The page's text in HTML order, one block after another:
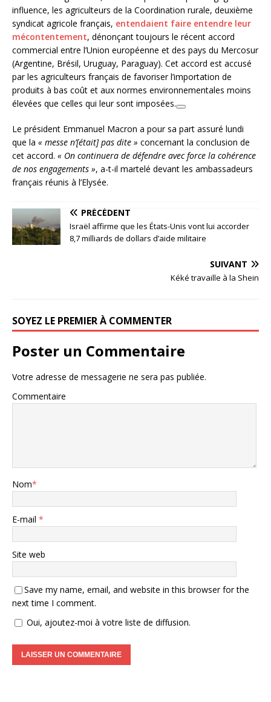
influence, les agriculteurs de la Coordination rurale, deuxième
syndicat agricole français, entendaient faire entendre leur
mécontentement, dénonçant toujours le récent accord
commercial entre l’Union européenne et des pays du Mercosur
(Argentine, Brésil, Uruguay, Paraguay). Cet accord est accusé
par les agriculteurs français de favoriser l’importation de
produits à bas coût et aux normes environnementales moins
élevées que celles qui leur sont imposées.
Le président Emmanuel Macron a pour sa part assuré lundi
que la « messe n’[était] pas dite » concernant la conclusion de
cet accord. « On continuera de défendre avec force la cohérence
de nos engagements », a-t-il martelé devant les ambassadeurs
français réunis à l’Elysée.
PRÉCÉDENT
Israël affirme que les États-Unis vont lui accorder
8,7 milliards de dollars d’aide militaire
SUIVANT
Kéké travaille à la Shein
SOYEZ LE PREMIER À COMMENTER
Poster un Commentaire
Votre adresse de messagerie ne sera pas publiée.
Commentaire
Nom*
E-mail *
Site web
Save my name, email, and website in this browser for the
next time I comment.
Oui, ajoutez-moi à votre liste de diffusion.